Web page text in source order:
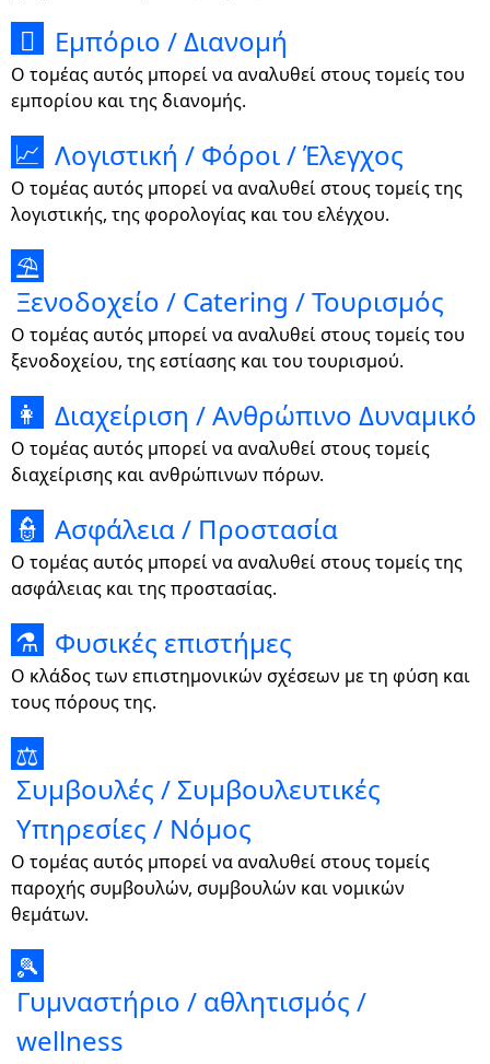
 Εμπόριο / Διανομή
Ο τομέας αυτός μπορεί να αναλυθεί στους τομείς του
εμπορίου και της διανομής.
📈 Λογιστική / Φόροι / Έλεγχος
Ο τομέας αυτός μπορεί να αναλυθεί στους τομείς της
λογιστικής, της φορολογίας και του ελέγχου.
⛱
Ξενοδοχείο / Catering / Τουρισμός
Ο τομέας αυτός μπορεί να αναλυθεί στους τομείς του
ξενοδοχείου, της εστίασης και του τουρισμού.
👩 Διαχείριση / Ανθρώπινο Δυναμικό
Ο τομέας αυτός μπορεί να αναλυθεί στους τομείς
διαχείρισης και ανθρώπινων πόρων.
👮 Ασφάλεια / Προστασία
Ο τομέας αυτός μπορεί να αναλυθεί στους τομείς της
ασφάλειας και της προστασίας.
⚗ Φυσικές επιστήμες
Ο κλάδος των επιστημονικών σχέσεων με τη φύση και
τους πόρους της.
⚖
Συμβουλές / Συμβουλευτικές
Υπηρεσίες / Νόμος
Ο τομέας αυτός μπορεί να αναλυθεί στους τομείς
παροχής συμβουλών, συμβουλών και νομικών
θεμάτων.
🎾
Γυμναστήριο / αθλητισμός /
wellness